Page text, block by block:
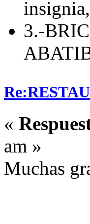
3.-
«
am »
Muchas